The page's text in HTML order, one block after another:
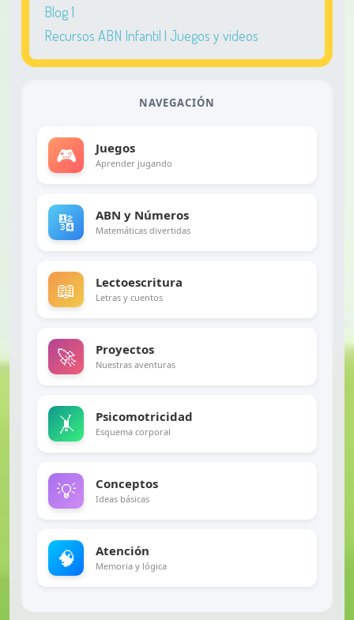
Blog 1
Recursos ABN Infantil | Juegos y videos
NAVEGACIÓN
🎮 Juegos
Aprender jugando
🔢 ABN y Números
Matemáticas divertidas
📖 Lectoescritura
Letras y cuentos
🚀 Proyectos
Nuestras aventuras
🤸 Psicomotricidad
Esquema corporal
💡 Conceptos
Ideas básicas
🧠 Atención
Memoria y lógica